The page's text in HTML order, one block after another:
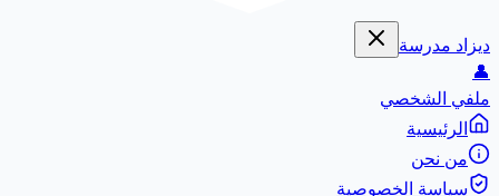
ديزاد مدرسة
👤
ملفي الشخصي
الرئيسية
من نحن
سياسة الخصوصية